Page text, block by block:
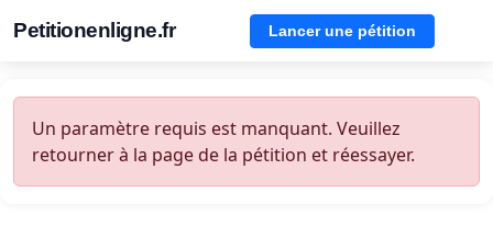
Petitionenligne.fr Lancer une pétition
Un paramètre requis est manquant. Veuillez
retourner à la page de la pétition et réessayer.